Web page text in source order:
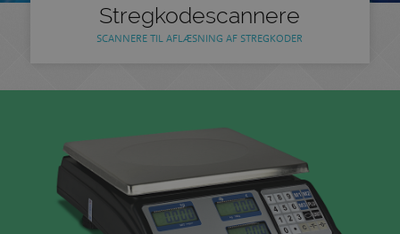
Stregkodescannere
SCANNERE TIL AFLÆSNING AF STREGKODER